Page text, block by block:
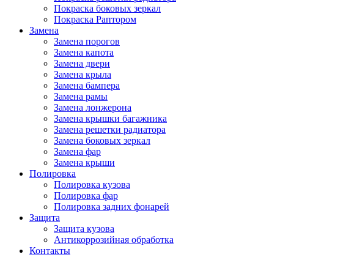
Покраска боковых зеркал
Покраска Раптором
Замена
Замена порогов
Замена капота
Замена двери
Замена крыла
Замена бампера
Замена рамы
Замена лонжерона
Замена крышки багажника
Замена решетки радиатора
Замена боковых зеркал
Замена фар
Замена крыши
Полировка
Полировка кузова
Полировка фар
Полировка задних фонарей
Защита
Защита кузова
Антикоррозийная обработка
Контакты